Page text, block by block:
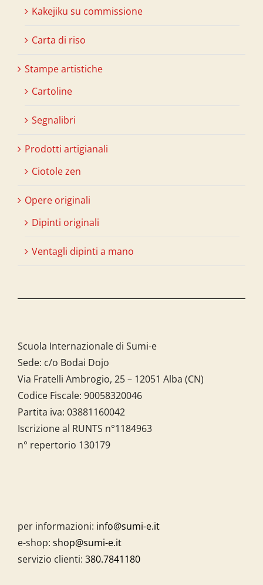
Kakejiku su commissione
Carta di riso
Stampe artistiche
Cartoline
Segnalibri
Prodotti artigianali
Ciotole zen
Opere originali
Dipinti originali
Ventagli dipinti a mano
Scuola Internazionale di Sumi-e
Sede: c/o Bodai Dojo
Via Fratelli Ambrogio, 25 – 12051 Alba (CN)
Codice Fiscale: 90058320046
Partita iva: 03881160042
Iscrizione al RUNTS n°1184963
n° repertorio 130179
per informazioni: info@sumi-e.it
e-shop: shop@sumi-e.it
servizio clienti: 380.7841180